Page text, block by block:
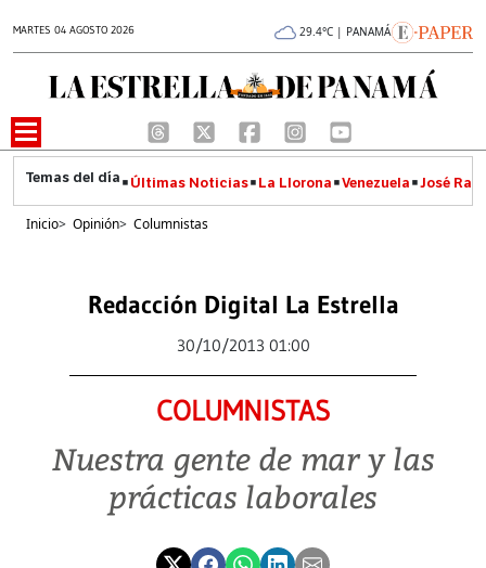
MARTES 04 AGOSTO 2026 29.4°C | PANAMÁ
Últimas Noticias La Llorona Venezuela José
Inicio> Opinión> Columnistas
Redacción Digital La Estrella
30/10/2013 01:00
COLUMNISTAS
Nuestra gente de mar y las
prácticas laborales